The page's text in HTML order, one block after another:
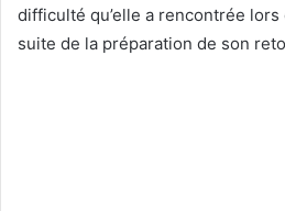
difficulté qu’elle a rencontrée lors
suite de la préparation de son